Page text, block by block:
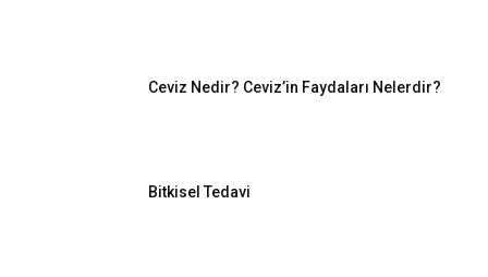
Ceviz Nedir? Ceviz’in Faydaları Nelerdir?
Bitkisel Tedavi